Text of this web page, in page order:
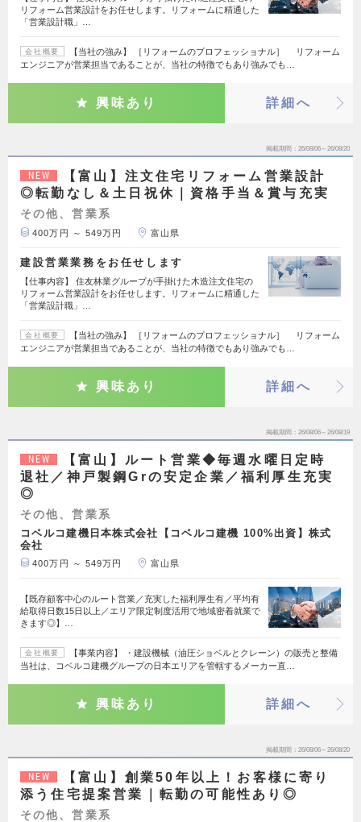
リフォーム営業設計をお任せします。リフォームに精通した
「営業設計職」…
会社概要
【当社の強み】 ［リフォームのプロフェッショナル］ リフォーム
エンジニアが営業担当であることが、当社の特徴でもあり強みでも…
興味あり 詳細へ
掲載期間 26/08/06～26/08/20
NEW
【富山】注文住宅リフォーム営業設計
◎転勤なし＆土日祝休｜資格手当＆賞与充実
その他、営業系
400万円 ～ 549万円 富山県
建設営業業務をお任せします
【仕事内容】 住友林業グループが手掛けた木造注文住宅の
リフォーム営業設計をお任せします。リフォームに精通した
「営業設計職」…
会社概要
【当社の強み】 ［リフォームのプロフェッショナル］ リフォーム
エンジニアが営業担当であることが、当社の特徴でもあり強みでも…
興味あり 詳細へ
掲載期間 26/08/06～26/08/19
NEW
【富山】ルート営業◆毎週水曜日定時
退社／神戸製鋼Grの安定企業／福利厚生充実
◎
その他、営業系
コベルコ建機日本株式会社【コベルコ建機 100%出資】株式
会社
400万円 ～ 549万円 富山県
【既存顧客中心のルート営業／充実した福利厚生有／平均有
給取得日数15日以上／エリア限定制度活用で地域密着就業で
きます◎】…
会社概要
【事業内容】 ・建設機械（油圧ショベルとクレーン）の販売と整備
当社は、コベルコ建機グループの日本エリアを管轄するメーカー直…
興味あり 詳細へ
掲載期間 26/08/06～26/08/20
NEW
【富山】創業50年以上！お客様に寄り
添う住宅提案営業｜転勤の可能性あり◎
その他、営業系